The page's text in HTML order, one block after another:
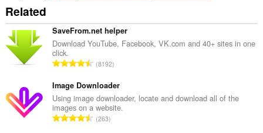
Related
SaveFrom.net helper
Download YouTube, Facebook, VK.com and 40+ sites in one
click.
T
n
g
s
ố
8192
Image Downloader
Using image downloader, locate and download all of the
images on a website.
T263